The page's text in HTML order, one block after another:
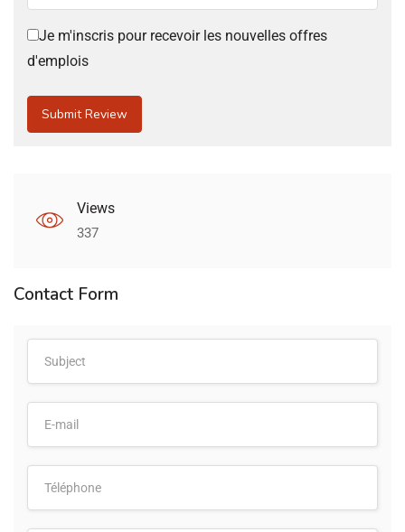
Je m'inscris pour recevoir les nouvelles offres
d'emplois
Views
337
Contact Form